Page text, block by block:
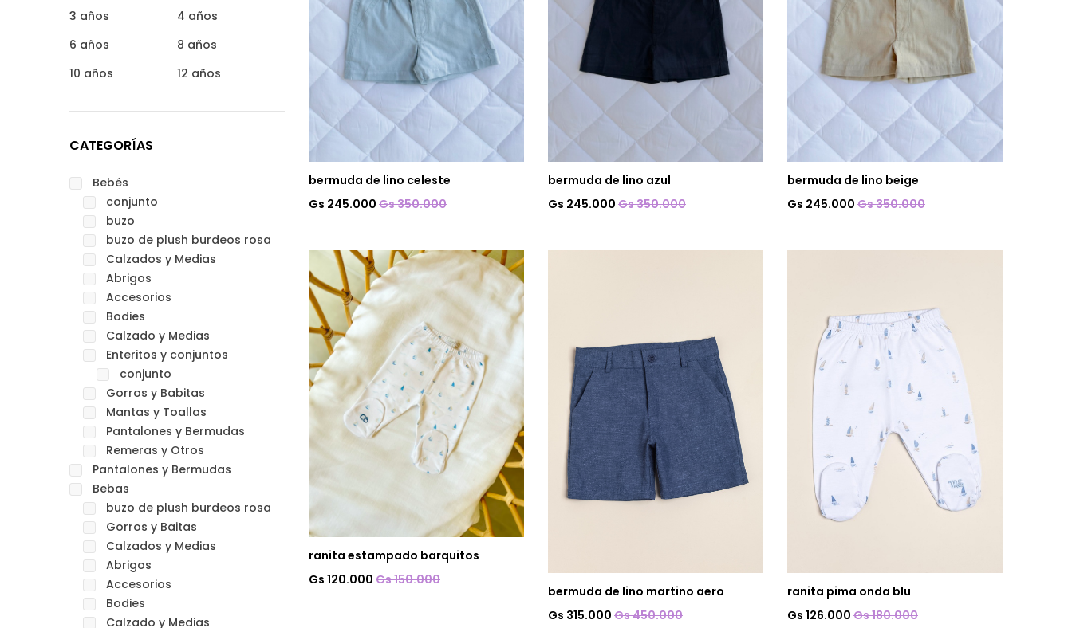
3 años
4 años
6 años
8 años
10 años
12 años
CATEGORÍAS
Bebés
conjunto
buzo
buzo de plush burdeos rosa
Calzados y Medias
Abrigos
Accesorios
Bodies
Calzado y Medias
Enteritos y conjuntos
conjunto
Gorros y Babitas
Mantas y Toallas
Pantalones y Bermudas
Remeras y Otros
Pantalones y Bermudas
Bebas
buzo de plush burdeos rosa
Gorros y Baitas
Calzados y Medias
Abrigos
Accesorios
Bodies
Calzado y Medias
bermuda de lino celeste
Gs 245.000 Gs 350.000
bermuda de lino azul
Gs 245.000 Gs 350.000
bermuda de lino beige
Gs 245.000 Gs 350.000
ranita estampado barquitos
Gs 120.000 Gs 150.000
bermuda de lino martino aero
Gs 315.000 Gs 450.000
ranita pima onda blu
Gs 126.000 Gs 180.000